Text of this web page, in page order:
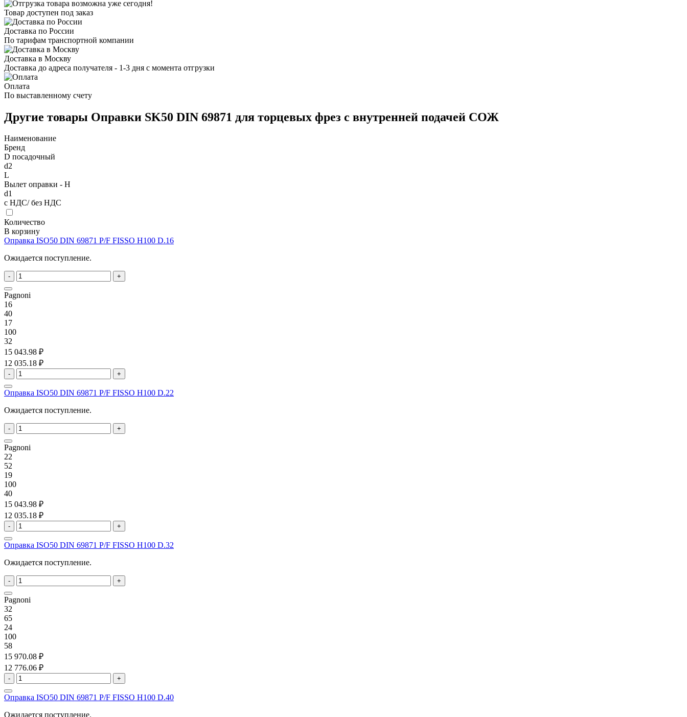
Товар доступен под заказ
Доставка по России
По тарифам транспортной компании
Доставка в Москву
Доставка до адреса получателя - 1-3 дня с момента отгрузки
Оплата
По выставленному счету
Другие товары Оправки SK50 DIN 69871 для торцевых фрез с внутренней подачей СОЖ
Наименование
Бренд
D посадочный
d2
L
Вылет оправки - H
d1
с НДС/ без НДС
Количество
В корзину
Оправка ISO50 DIN 69871 P/F FISSO H100 D.16
Ожидается поступление.
- +
Pagnoni
16
40
17
100
32
15 043.98 ₽
12 035.18 ₽
- +
Оправка ISO50 DIN 69871 P/F FISSO H100 D.22
Ожидается поступление.
- +
Pagnoni
22
52
19
100
40
15 043.98 ₽
12 035.18 ₽
- +
Оправка ISO50 DIN 69871 P/F FISSO H100 D.32
Ожидается поступление.
- +
Pagnoni
32
65
24
100
58
15 970.08 ₽
12 776.06 ₽
- +
Оправка ISO50 DIN 69871 P/F FISSO H100 D.40
Ожидается поступление.